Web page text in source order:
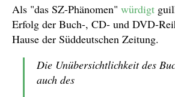
Als "das SZ-Phänomen" würdigt
Erfolg der Buch-, CD- und DVD-
Hause der Süddeutschen Zeitung.
Die Unübersichtlichkeit des
auch des